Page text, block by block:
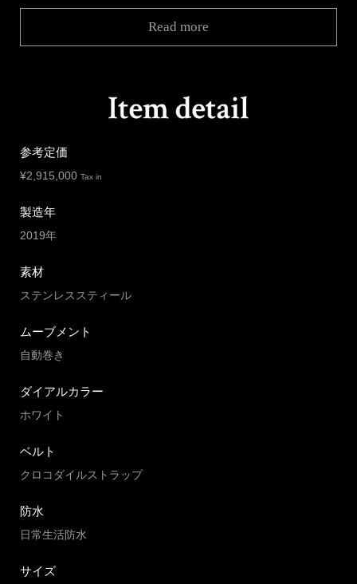
Read more
参考定価
¥2,915,000 Tax in
製造年
2019年
素材
ステンレススティール
ムーブメント
自動巻き
ダイアルカラー
ホワイト
ベルト
クロコダイルストラップ
防水
日常生活防水
サイズ